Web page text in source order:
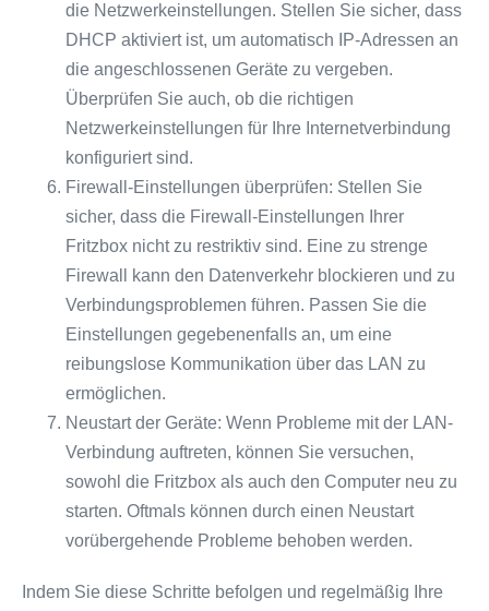
die Netzwerkeinstellungen. Stellen Sie sicher, dass
DHCP aktiviert ist, um automatisch IP-Adressen an
die angeschlossenen Geräte zu vergeben.
Überprüfen Sie auch, ob die richtigen
Netzwerkeinstellungen für Ihre Internetverbindung
konfiguriert sind.
Firewall-Einstellungen überprüfen: Stellen Sie
sicher, dass die Firewall-Einstellungen Ihrer
Fritzbox nicht zu restriktiv sind. Eine zu strenge
Firewall kann den Datenverkehr blockieren und zu
Verbindungsproblemen führen. Passen Sie die
Einstellungen gegebenenfalls an, um eine
reibungslose Kommunikation über das LAN zu
ermöglichen.
Neustart der Geräte: Wenn Probleme mit der LAN-
Verbindung auftreten, können Sie versuchen,
sowohl die Fritzbox als auch den Computer neu zu
starten. Oftmals können durch einen Neustart
vorübergehende Probleme behoben werden.
Indem Sie diese Schritte befolgen und regelmäßig Ihre